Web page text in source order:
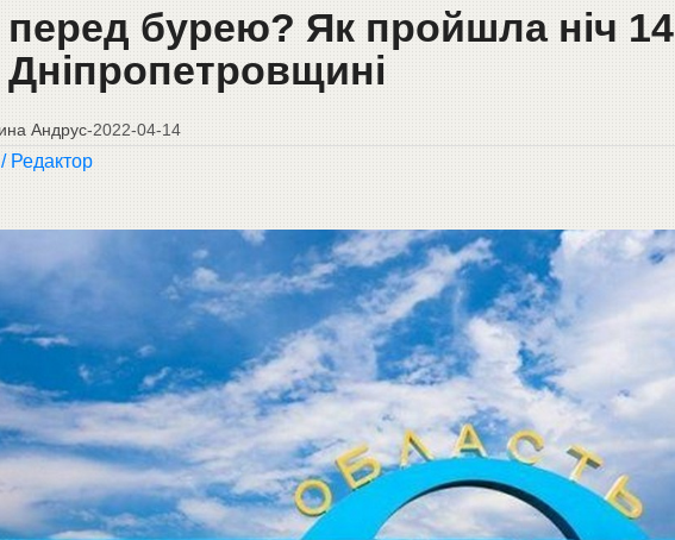
бурею? Як пройшла ніч 14
Дніпропетровщині
Андрус-2022-04-14
Редактор